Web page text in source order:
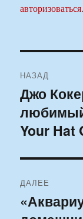
авторизоваться.
по
записям
НАЗАД
Предыдущая
запись:
Джо
любимый
Your Hat
ДАЛЕЕ
Следующая